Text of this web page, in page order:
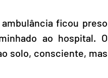
ficou preso
ao hospital. O
solo, consciente, mas